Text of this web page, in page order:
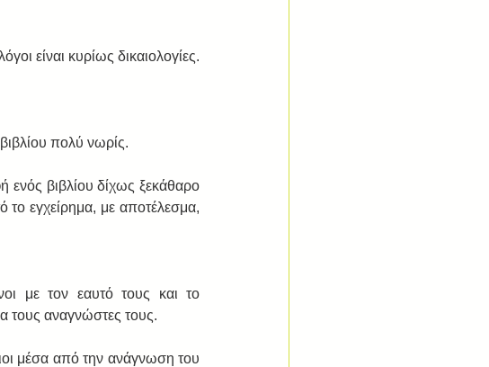
είναι κυρίως δικαιολογίες.
πολύ νωρίς.
ενός βιβλίου δίχως ξεκάθαρο
το εγχείρημα, με αποτέλεσμα,
με τον εαυτό τους και το
τους αναγνώστες τους.
μέσα από την ανάγνωση του